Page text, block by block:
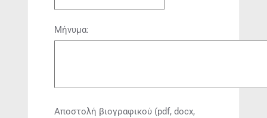
Μήνυμα:
Αποστολή βιογραφικού (pdf, docx,